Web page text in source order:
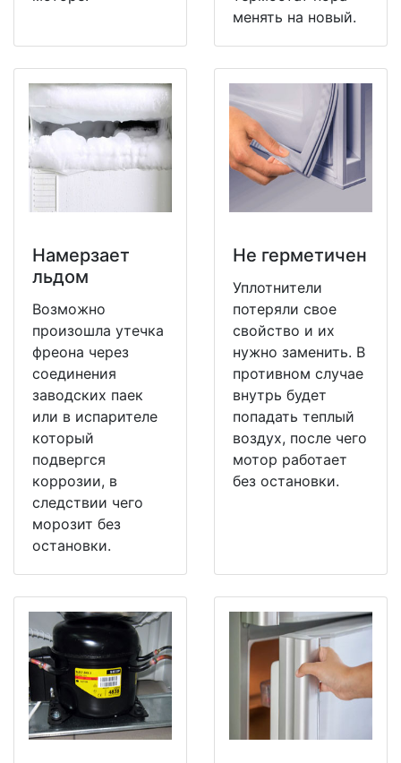
менять на новый.
Намерзает
льдом
Возможно
произошла утечка
фреона через
соединения
заводских паек
или в испарителе
который
подвергся
коррозии, в
следствии чего
морозит без
остановки.
Не герметичен
Уплотнители
потеряли свое
свойство и их
нужно заменить. В
противном случае
внутрь будет
попадать теплый
воздух, после чего
мотор работает
без остановки.